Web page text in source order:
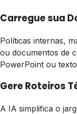
Carregue sua
Políticas internas,
ou documentos de
PowerPoint ou
Gere Roteiros
A IA simplifica o